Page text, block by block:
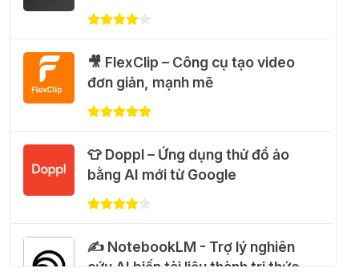
hình ảnh mỗi ngày với Dola.com
🎁 Hướng dẫn nhận Google Plus 12
28 Thg 07 2026
Cảnh báo: Xuất hiện script và
hướng dẫn giả mạo giúp "mở
khóa" Claude Max 20x miễn phí
🎥 FlexClip – Công cụ tạo video
đơn giản, mạnh mẽ
👕 Doppl – Ứng dụng thử đồ ảo
bằng AI mới từ Google
✍️ NotebookLM - Trợ lý nghiên
cứu AI biến tài liệu thành tri thức